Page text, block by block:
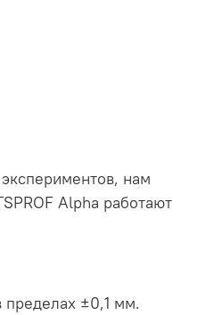
нам
Alpha работают
пределах ±0,1 мм.